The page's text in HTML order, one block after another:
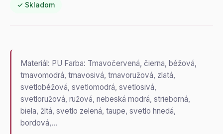
✓ Skladom
Materiál: PU Farba: Tmavočervená, čierna, béžová,
tmavomodrá, tmavosivá, tmavoružová, zlatá,
svetlobéžová, svetlomodrá, svetlosivá,
svetloružová, ružová, nebeská modrá, strieborná,
biela, žltá, svetlo zelená, taupe, svetlo hnedá,
bordová,…